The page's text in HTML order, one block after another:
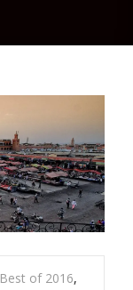
Best of 2016,